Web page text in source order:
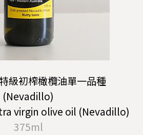
級初榨橄欖油單一品種
(Nevadillo)
virgin olive oil (Nevadillo)
375ml